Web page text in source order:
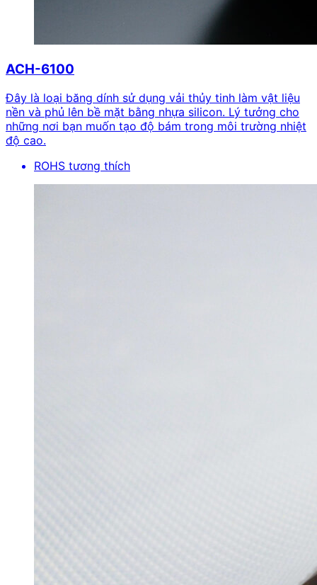
ACH-6100
Đây là loại băng dính sử dụng vải thủy tinh làm vật liệu
nền và phủ lên bề mặt bằng nhựa silicon. Lý tưởng cho
những nơi bạn muốn tạo độ bám trong môi trường nhiệt
độ cao.
ROHS tương thích